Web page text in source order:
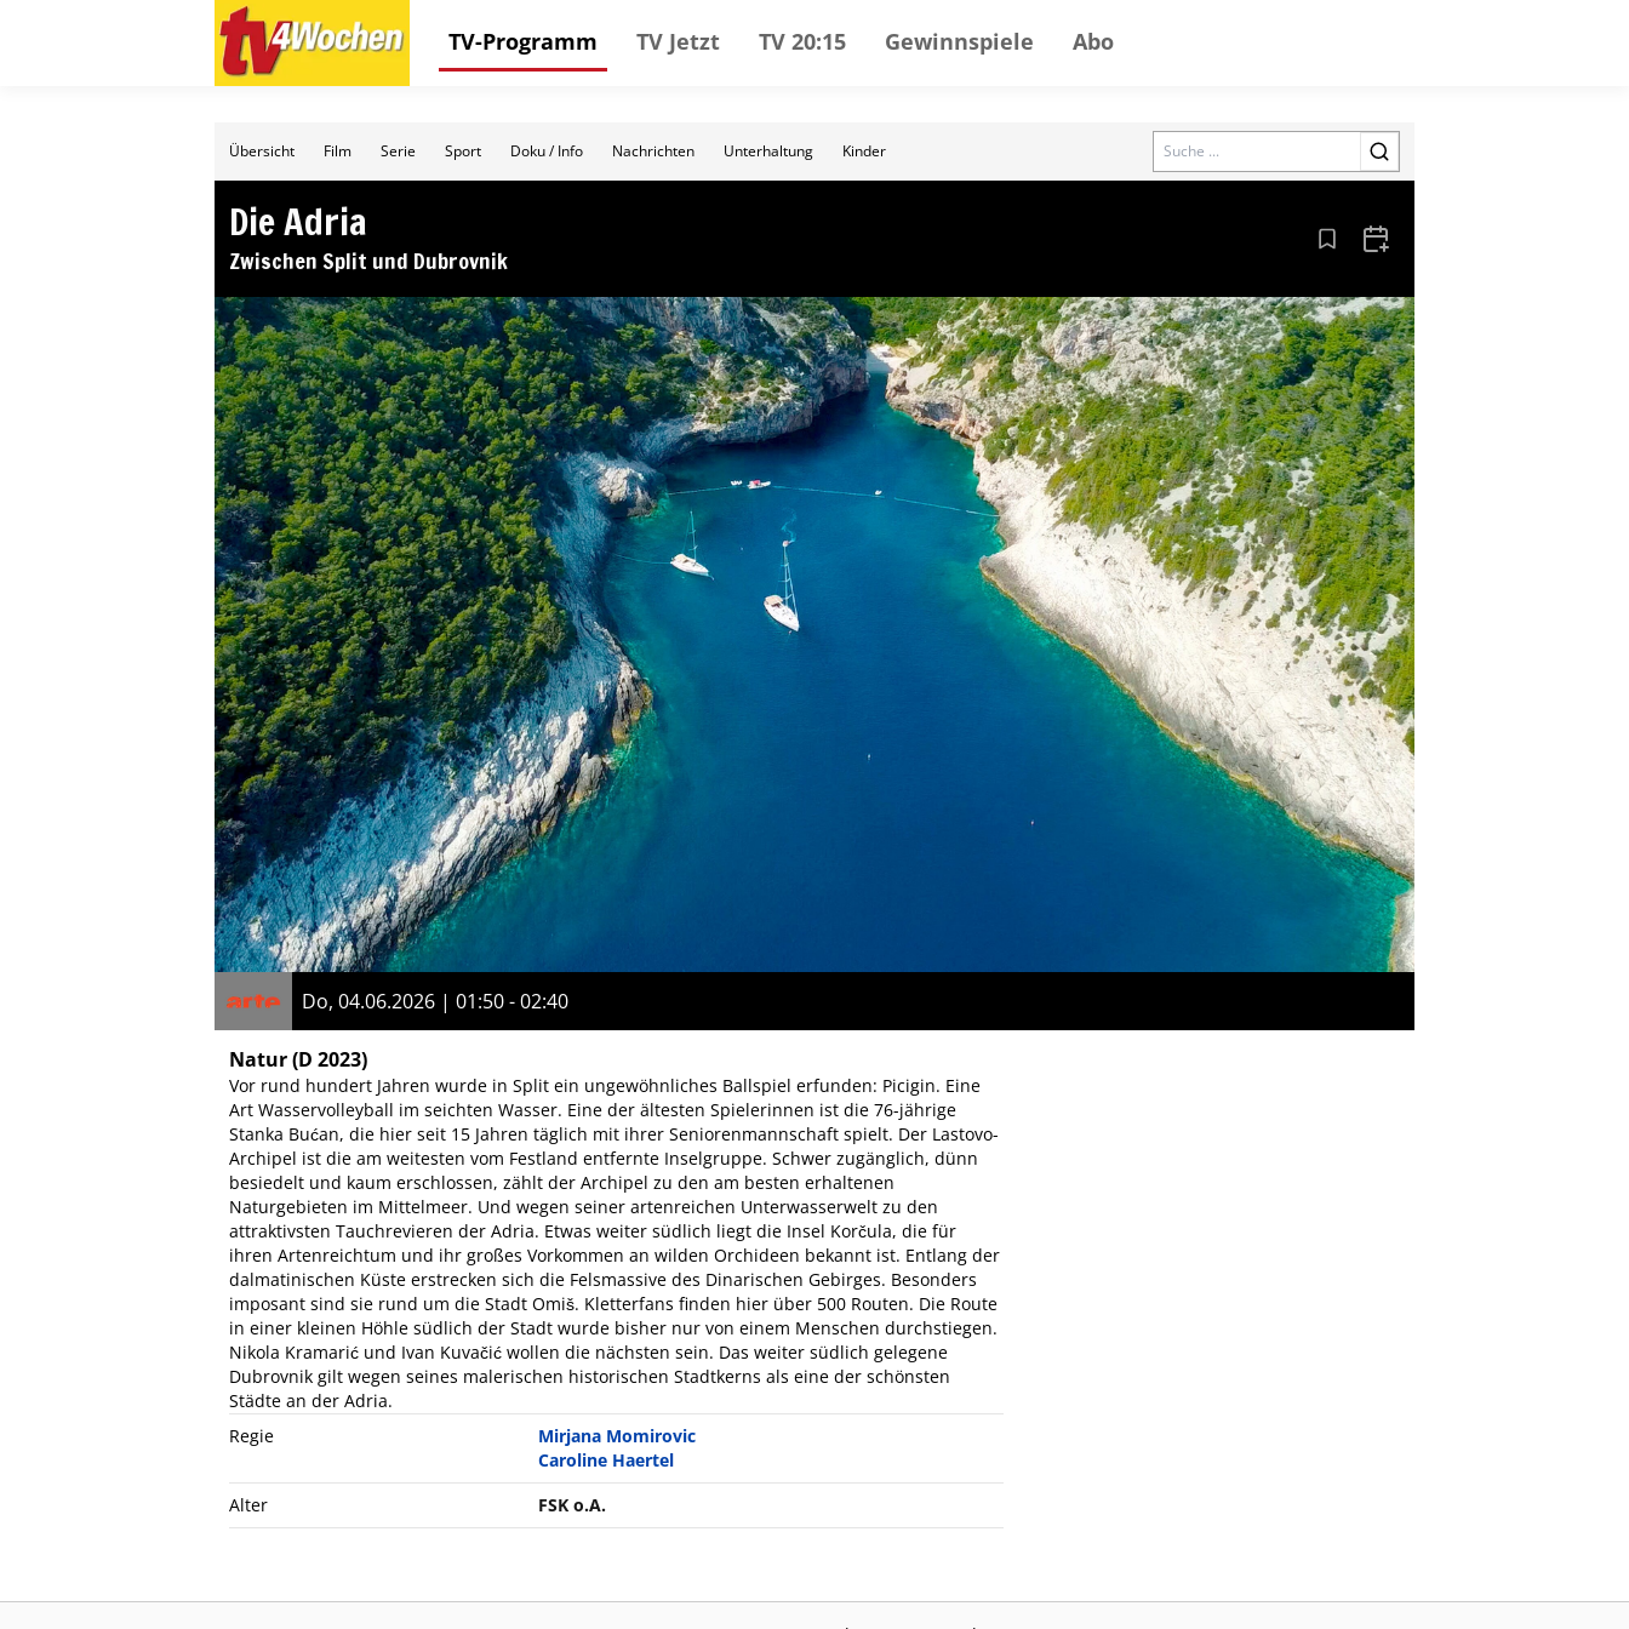
TV-Programm TV Jetzt TV 20:15 Gewinnspiele Abo
Übersicht Film Serie Sport Doku / Info Nachrichten Unterhaltung Kinder Search
Die Adria
Zwischen Split und Dubrovnik Aus den Lesezeichen entfernen
Zum Kalender hinzufügen
Do, 04.06.2026 | 01:50 - 02:40
Natur(D 2023)
Vor rund hundert Jahren wurde in Split ein ungewöhnliches Ballspiel erfunden: Picigin. Eine
Art Wasservolleyball im seichten Wasser. Eine der ältesten Spielerinnen ist die 76-jährige
Stanka Bućan, die hier seit 15 Jahren täglich mit ihrer Seniorenmannschaft spielt. Der Lastovo-
Archipel ist die am weitesten vom Festland entfernte Inselgruppe. Schwer zugänglich, dünn
besiedelt und kaum erschlossen, zählt der Archipel zu den am besten erhaltenen
Naturgebieten im Mittelmeer. Und wegen seiner artenreichen Unterwasserwelt zu den
attraktivsten Tauchrevieren der Adria. Etwas weiter südlich liegt die Insel Korčula, die für
ihren Artenreichtum und ihr großes Vorkommen an wilden Orchideen bekannt ist. Entlang der
dalmatinischen Küste erstrecken sich die Felsmassive des Dinarischen Gebirges. Besonders
imposant sind sie rund um die Stadt Omiš. Kletterfans finden hier über 500 Routen. Die Route
in einer kleinen Höhle südlich der Stadt wurde bisher nur von einem Menschen durchstiegen.
Nikola Kramarić und Ivan Kuvačić wollen die nächsten sein. Das weiter südlich gelegene
Dubrovnik gilt wegen seines malerischen historischen Stadtkerns als eine der schönsten
Städte an der Adria.
Regie
Mirjana Momirovic
Caroline Haertel
Alter
FSK o.A.